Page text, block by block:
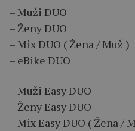
– Muži DUO
– Ženy DUO
– Mix DUO ( Žena / Muž )
– eBike DUO
– Muži Easy DUO
– Ženy Easy DUO
– Mix Easy DUO ( Žena /